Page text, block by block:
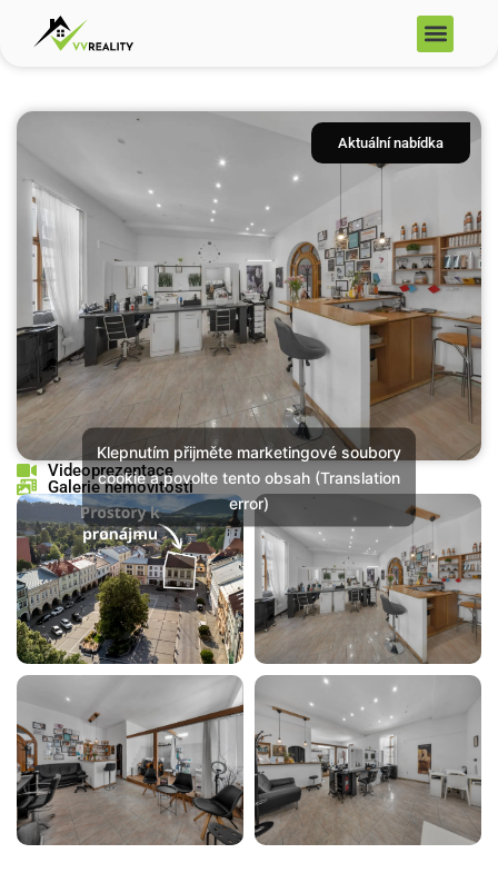
Přeskočit
Menu
Videoprezentace
Klepnutím přijměte marketingové soubory
cookie a povolte tento obsah (Translation
error)
Galerie nemovitosti
Aktuální nabídka